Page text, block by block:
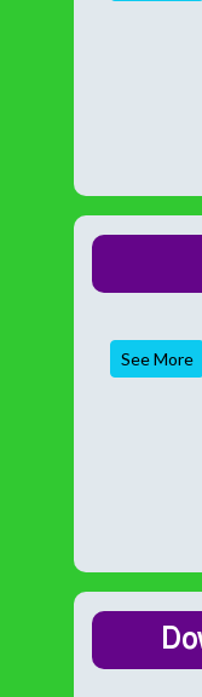
See More